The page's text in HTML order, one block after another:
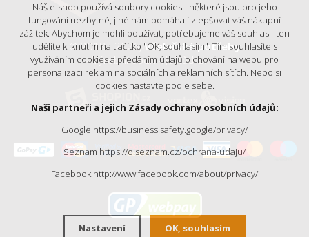
© 2018 - 2026, Včelařské potřeby
- Výrobní podnik Ještěd, s.r.o.
Náš e-shop používá soubory cookies - některé jsou pro jeho
fungování nezbytné, jiné nám pomáhají zlepšovat váš nákupní
zážitek. Abychom je mohli používat, potřebujeme váš souhlas - ten
udělíte kliknutím na tlačítko "OK, souhlasím". Tím souhlasíte s
využíváním cookies a předáním údajů o chování na webu pro
personalizaci reklam na sociálních a reklamních sítích. Nebo si
cookies nastavte podle sebe.
Naši partneři a jejich Zásady ochrany osobních údajů:
Google https://business.safety.google/privacy/
Seznam https://o.seznam.cz/ochrana-udaju/
Facebook http://www.facebook.com/about/privacy/
Nastavení OK, souhlasím